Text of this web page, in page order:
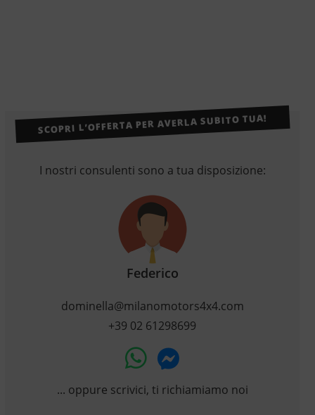
SCOPRI L’OFFERTA PER AVERLA SUBITO TUA!
I nostri consulenti sono a tua disposizione:
Federico
dominella@milanomotors4x4.com
+39 02 61298699
... oppure scrivici, ti richiamiamo noi